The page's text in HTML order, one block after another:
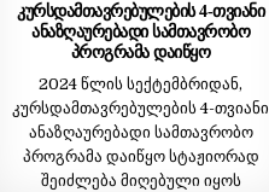
კურსდამთავრებულების 4-თვიანი
ანაზღაურებადი სამთავრობო
პროგრამა დაიწყო
2024 წლის სექტემბრიდან,
კურსდამთავრებულების 4-თვიანი
ანაზღაურებადი სამთავრობო
პროგრამა დაიწყო სტაჟიორად
შეიძლება მიღებული იყოს